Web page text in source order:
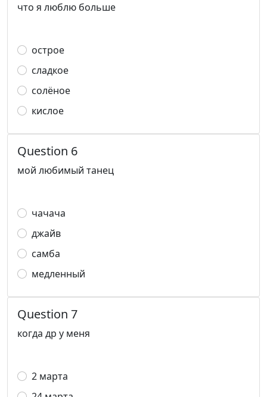
что я люблю больше
острое
сладкое
солёное
кислое
Question 6
мой любимый танец
чачача
джайв
самба
медленный
Question 7
когда др у меня
2 марта